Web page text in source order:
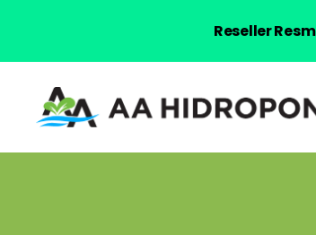
Hidroponik
Reseller